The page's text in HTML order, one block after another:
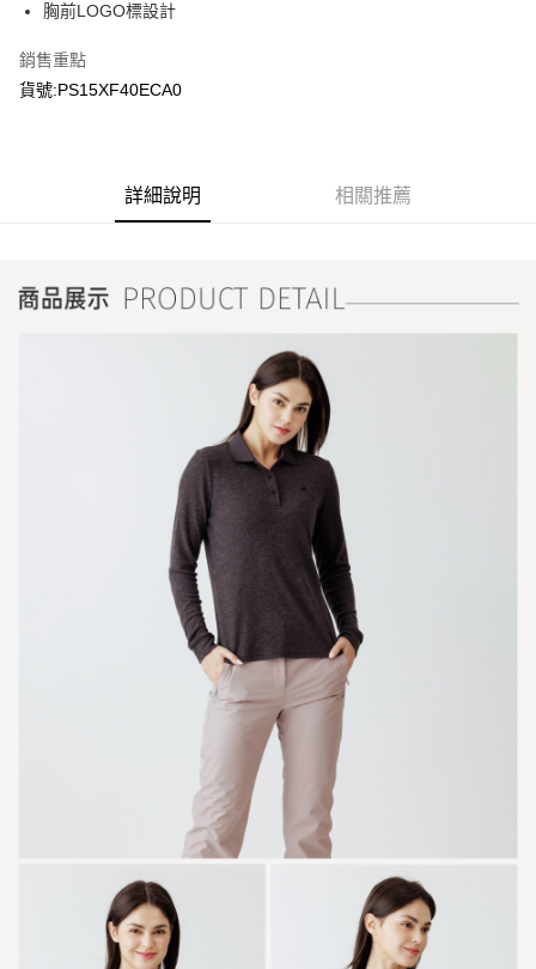
運送方式
宅配
每筆NT$90，滿NT$899(含以上)免運費
胸前LOGO標設計
銷售重點
貨號:PS15XF40ECA0
詳細說明 相關推薦